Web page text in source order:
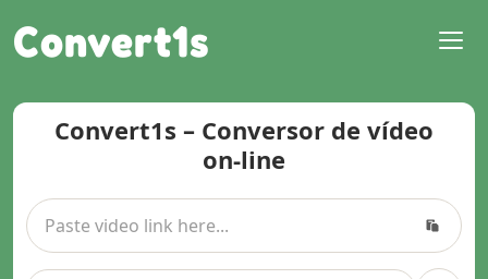
Convert1s
Convert1s – Conversor de vídeo
on-line